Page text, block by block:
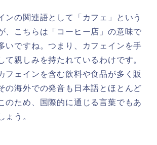
ンの関連語として「カフェ」という
、こちらは「コーヒー店」の意味で
いですね。つまり、カフェインを手
て親しみを持たれているわけです。
フェインを含む飲料や食品が多く販
の海外での発音も日本語とほとんど
のため、国際的に通じる言葉でもあ
ょう。